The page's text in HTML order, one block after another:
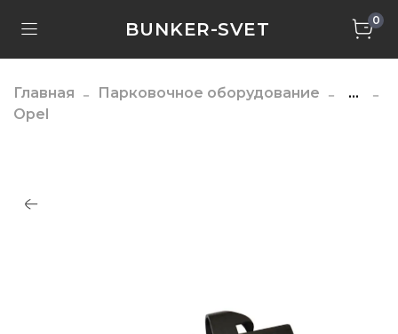
BUNKER-SVET 0
Главная Парковочное оборудование
...
Opel